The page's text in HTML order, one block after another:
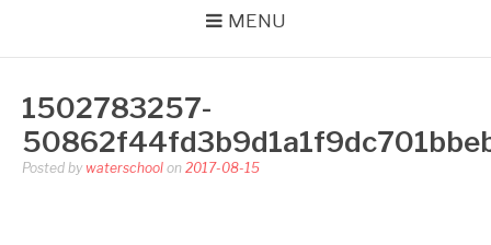
MENU
1502783257-
Posted by waterschool on 2017-08-15